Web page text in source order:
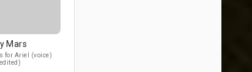
Mars
for Ariel (voice)